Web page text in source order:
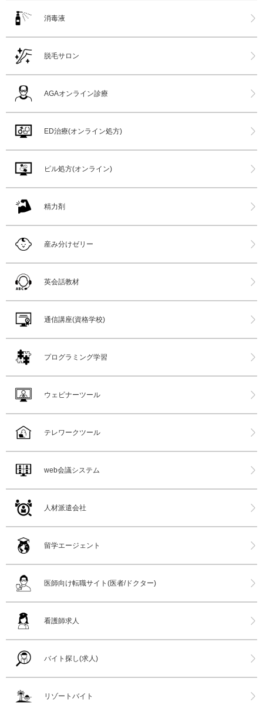
消毒液
脱毛サロン
AGAオンライン診療
ED治療(オンライン処方)
ピル処方(オンライン)
精力剤
産み分けゼリー
英会話教材
通信講座(資格学校)
プログラミング学習
ウェビナーツール
テレワークツール
web会議システム
人材派遣会社
留学エージェント
医師向け転職サイト(医者/ドクター)
看護師求人
バイト探し(求人)
リゾートバイト